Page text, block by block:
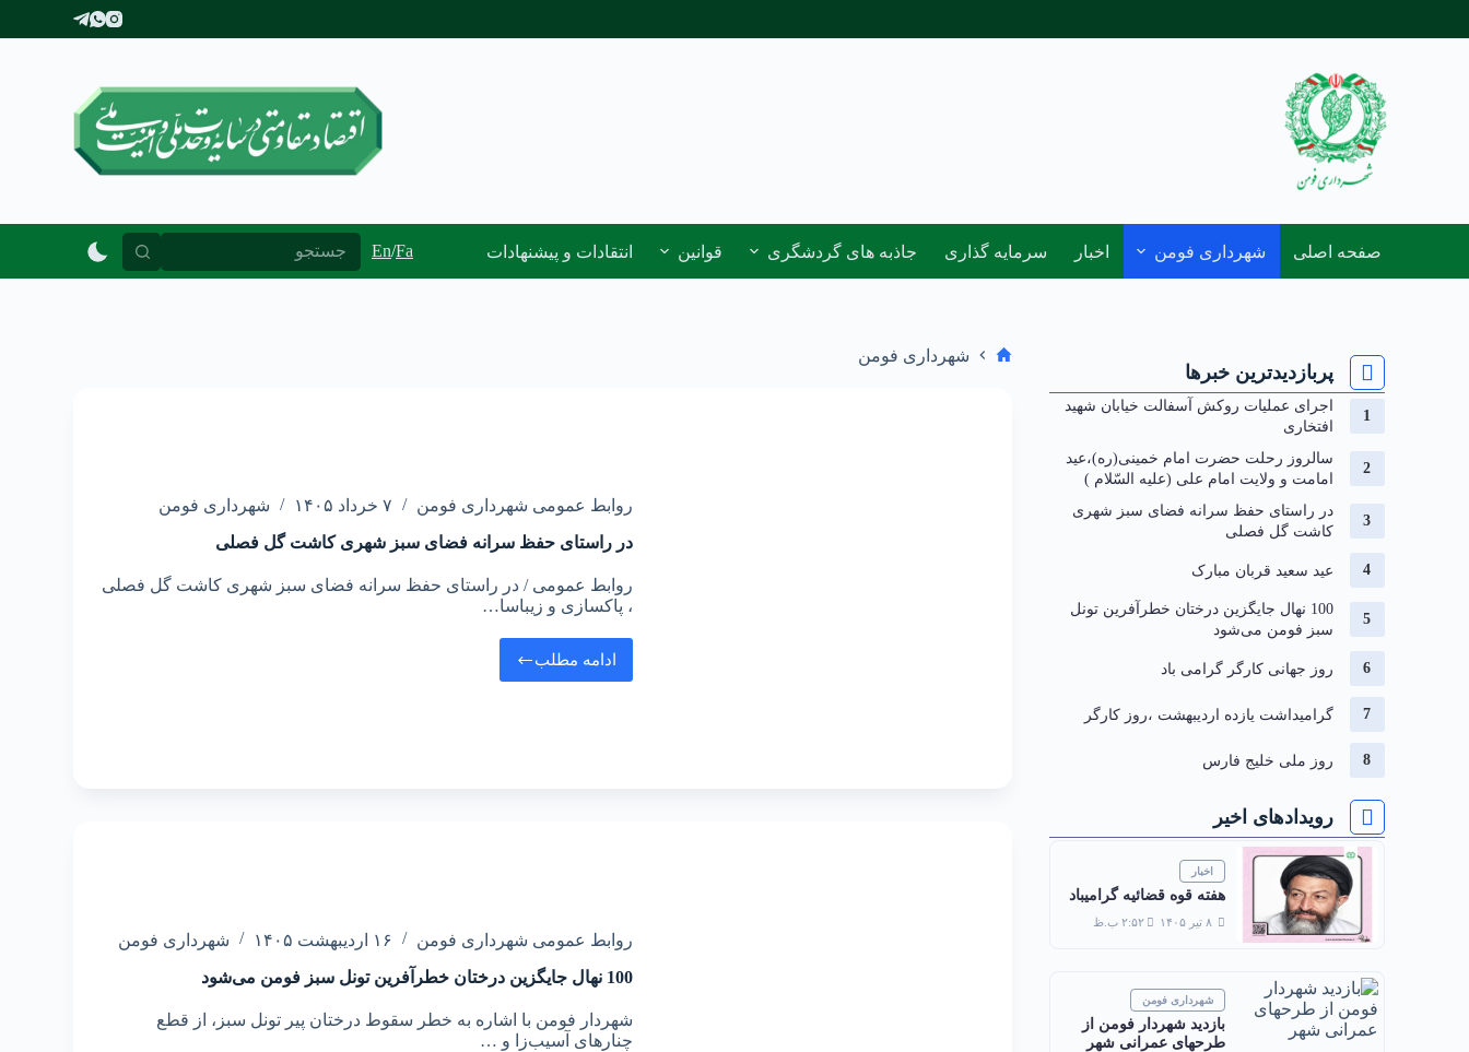
ر
صفحه اصلی شهرداری فومن اخبار سرمایه گذاری جاذبه های گردشگری قوانین انتقادات و پیشنهادات پیوند ها ورود کارکنانEn/Fa
شهرداری فومن
روابط عمومی شهرداری فومن ۷ خرداد ۱۴۰۵
شهرداری فومن
در راستای حفظ سرانه فضای سبز شهری کاشت گل فصلی
روابط عمومی / در راستای حفظ سرانه فضای سبز شهری کاشت گل فصلی
، پاکسازی و زیباسا…
ادامه مطلب
روابط عمومی شهرداری فومن ۱۶ اردیبهشت ۱۴۰۵
شهرداری فومن
100 نهال جایگزین درختان خطرآفرین تونل سبز فومن می‌شود
شهردار فومن با اشاره به خطر سقوط درختان پیر تونل سبز، از قطع
چنارهای آسیب‌زا و …
پربازدیدترین خبرها
اجرای عملیات روکش آسفالت خیابان شهید
افتخاری
سالروز رحلت حضرت امام خمینی(ره)،عید
امامت و ولایت امام علی (علیه السّلام )
در راستای حفظ سرانه فضای سبز شهری
کاشت گل فصلی
عید سعید قربان مبارک
100 نهال جایگزین درختان خطرآفرین تونل
سبز فومن می‌شود
روز جهانی کارگر گرامی باد
گرامیداشت یازده اردیبهشت ،روز کارگر
روز ملی خلیج فارس
رویدادهای اخیر
اخبار
هفته قوه قضائیه گرامیباد
۸ تیر ۱۴۰۵ ۲:۵۲ ب.ظ
شهرداری فومن
بازدید شهردار فومن از
طرحهای عمرانی شهر